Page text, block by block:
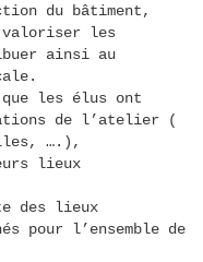
du bâtiment,
valoriser les
ainsi au
les élus ont
de l’atelier (
….),
lieux
des lieux
pour l’ensemble de